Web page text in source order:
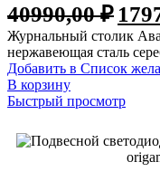
40990,00₽
Журнальный столик
нержавеющая сталь
Добавить в Список
В корзину
Быстрый просмотр